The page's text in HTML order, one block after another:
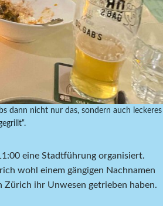
dann nicht nur das, sondern auch leckeres
eine Stadtführung organisiert.
wohl einem gängigen Nachnamen
Zürich ihr Unwesen getrieben haben.